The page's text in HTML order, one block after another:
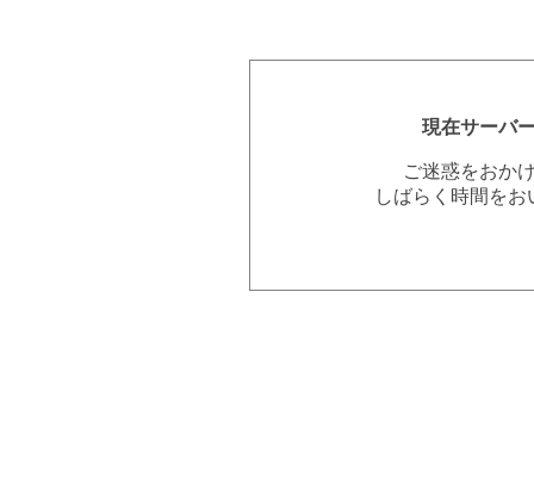
現在サーバ
ご迷惑をおか
しばらく時間を